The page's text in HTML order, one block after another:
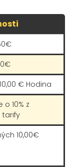
€ Hodina
o 10% z
tarify
10,00€